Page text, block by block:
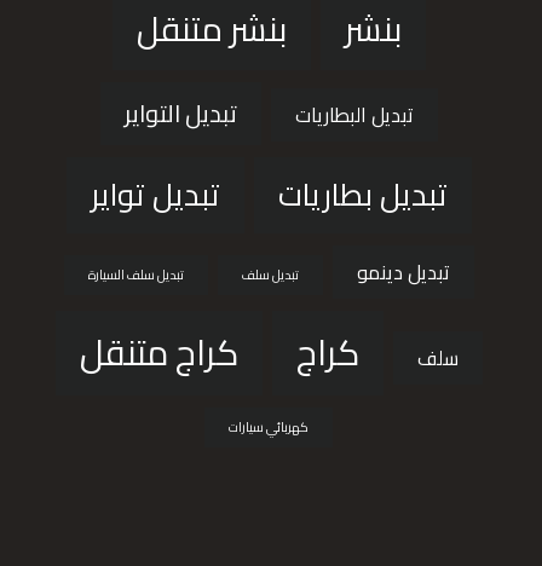
بنشر بنشر متنقل
تبديل البطاريات تبديل التواير
تبديل بطاريات تبديل تواير
تبديل دينمو تبديل سلف تبديل سلف السيارة
سلف كراج كراج متنقل
كهربائي سيارات